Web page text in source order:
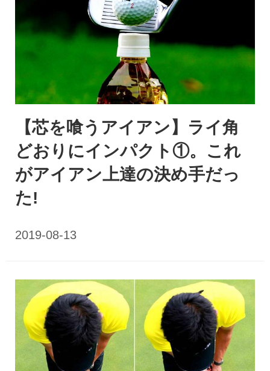
【芯を喰うアイアン】ライ角
どおりにインパクト①。これ
がアイアン上達の決め手だっ
た!